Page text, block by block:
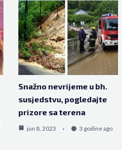
Snažno nevrijeme u bh.
susjedstvu, pogledajte
prizore sa terena
jun 8, 2023 3 godine ago